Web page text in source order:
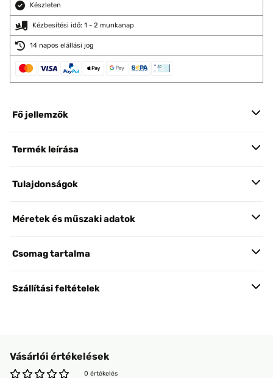
Készleten
Kézbesítési idő: 1 - 2 munkanap
14 napos elállási jog
Fő jellemzők
Termék leírása
Tulajdonságok
Méretek és műszaki adatok
Csomag tartalma
Szállítási feltételek
Vásárlói értékelések
0 értékelés